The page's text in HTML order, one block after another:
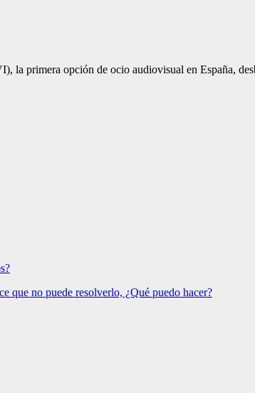
la primera opción de ocio audiovisual en España,
no puede resolverlo, ¿Qué puedo hacer?